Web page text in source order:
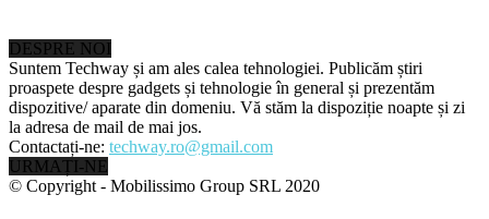
DESPRE NOI
Suntem Techway și am ales calea tehnologiei. Publicăm știri
proaspete despre gadgets și tehnologie în general și prezentăm
dispozitive/ aparate din domeniu. Vă stăm la dispoziție noapte și zi
la adresa de mail de mai jos.
Contactați-ne: techway.ro@gmail.com
URMAȚI-NE
© Copyright - Mobilissimo Group SRL 2020